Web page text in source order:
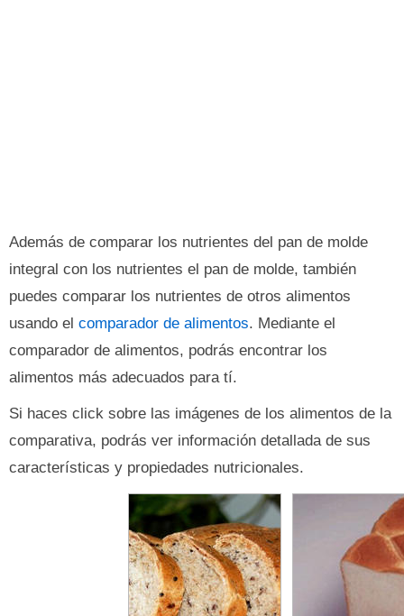
Además de comparar los nutrientes del pan de molde
integral con los nutrientes el pan de molde, también
puedes comparar los nutrientes de otros alimentos
usando el comparador de alimentos. Mediante el
comparador de alimentos, podrás encontrar los
alimentos más adecuados para tí.
Si haces click sobre las imágenes de los alimentos de la
comparativa, podrás ver información detallada de sus
características y propiedades nutricionales.